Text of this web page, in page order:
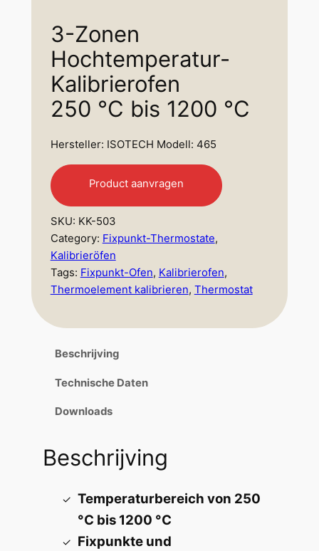
3-Zonen
Hochtemperatur-
Kalibrierofen
250 °C bis 1200 °C
Hersteller: ISOTECH Modell: 465
Product aanvragen
SKU: KK-503
Category: Fixpunkt-Thermostate
Kalibrieröfen
Tags: Fixpunkt-Ofen, Kalibrierofen
Thermoelement kalibrieren, Thermostat
Beschrijving
Technische Daten
Downloads
Beschrijving
Temperaturbereich von 250
°C bis 1200 °C
Fixpunkte und